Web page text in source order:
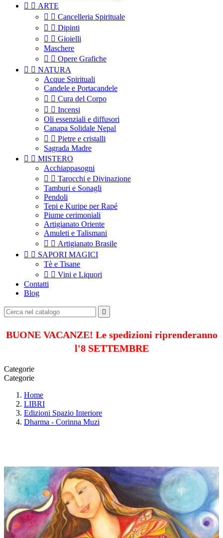
  ARTE
  Cancelleria Spirituale
  Dipinti
  Gioielli
Maschere
  Opere Grafiche
  NATURA
Acque Spirituali
Candele e Portacandele
  Cura del Corpo
  Incensi
Oli essenziali e diffusori
Canapa Solidale Nepal
  Pietre e cristalli
Sagrada Madre
  MISTERO
Acchiappasogni
  Tarocchi e Divinazione
Tamburi e Sonagli
Pendoli
Tepi e Kuripe per Rapé
Piume cerimoniali
Artigianato Oriente
Amuleti e Talismani
  Artigianato Brasile
  SAPORI MAGICI
Tè e Tisane
  Vini e Liquori
Contatti
Blog

BUONE VACANZE! Le spedizioni riprenderanno
l'8 SETTEMBRE
Categorie
Categorie
Home
LIBRI
Edizioni Spazio Interiore
Dharma - Corinna Muzi